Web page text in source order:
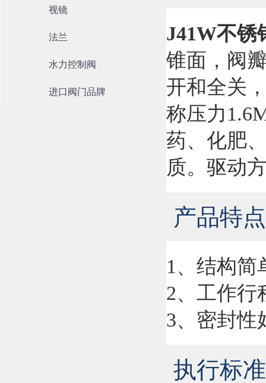
视镜
法兰
水力控制阀
进口阀门品牌
J41W不锈
锥面，阀
开和全关
称压力
药、化肥
质。驱动
产品特点
1、结构简
2、工作行
3、密封性
执行标准